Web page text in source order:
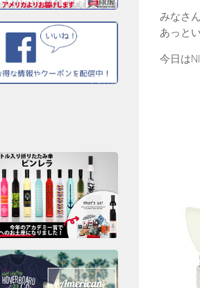
みなさ
あっと
今日は